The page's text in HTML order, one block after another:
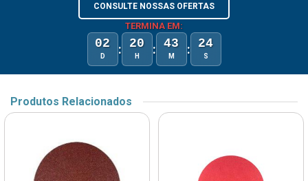
CONSULTE NOSSAS OFERTAS
TERMINA EM:
02
D : 20
H : 43
M : 24
S
Produtos Relacionados